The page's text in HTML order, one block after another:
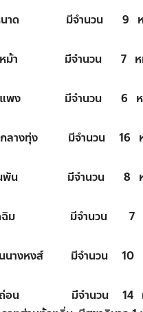
าหนาด มีจำนวน 9 ห
มเหม้า มีจำนวน 7 ห
พนแพง มีจำนวน 6 ห
ะกลางทุ่ง มีจำนวน 16
สนพัน มีจำนวน 8 ห
กุดฉิม มีจำนวน 7 ห
นนางหงส์ มีจำนวน 10
นาถ่อน มีจำนวน 14 ห